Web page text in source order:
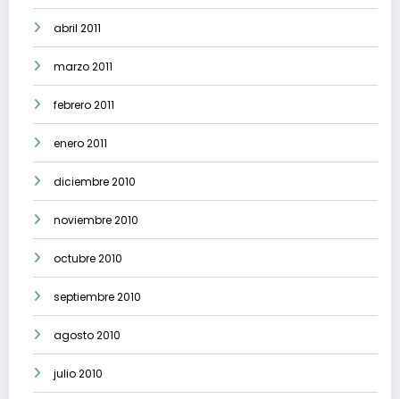
abril 2011
marzo 2011
febrero 2011
enero 2011
diciembre 2010
noviembre 2010
octubre 2010
septiembre 2010
agosto 2010
julio 2010